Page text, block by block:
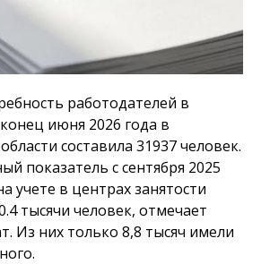
работодателей в
июня 2026 года в
составила 31937 человек.
показатель с сентября 2025
учете в центрах занятости
тысячи человек, отмечает
Из них только 8,8 тысяч имели